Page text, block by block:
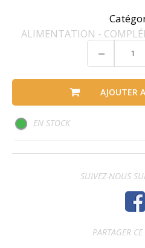
ALIMENTATION -
AJOUTER
EN STOCK
SUIVEZ-NOUS
PARTAGER